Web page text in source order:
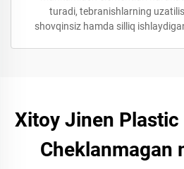
turadi, tebranishlarning
shovqinsiz hamda silliq
Xitoy Jinen
Cheklanmagan